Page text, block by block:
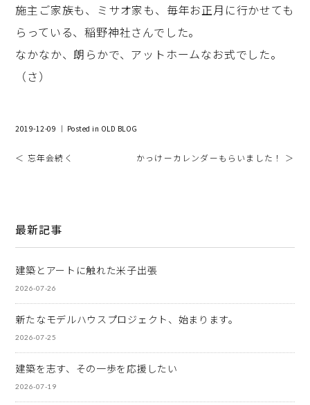
施主ご家族も、ミサオ家も、毎年お正月に行かせても
らっている、稲野神社さんでした。
なかなか、朗らかで、アットホームなお式でした。
（さ）
2019-12-09 ｜ Posted in OLD BLOG
＜ 忘年会続く かっけーカレンダーもらいました！ ＞
最新記事
建築とアートに触れた米子出張
2026-07-26
新たなモデルハウスプロジェクト、始まります。
2026-07-25
建築を志す、その一歩を応援したい
2026-07-19